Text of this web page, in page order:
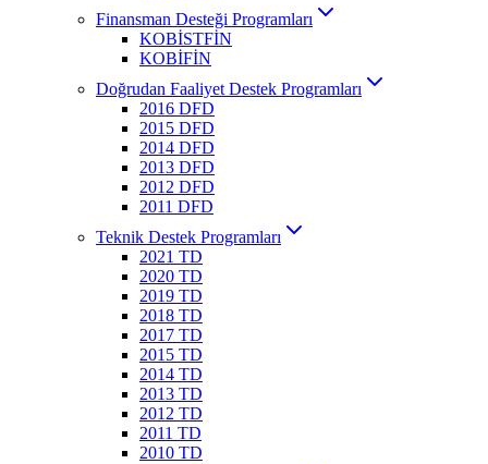
Finansman Desteği Programları
KOBİSTFİN
KOBİFİN
Doğrudan Faaliyet Destek Programları
2016 DFD
2015 DFD
2014 DFD
2013 DFD
2012 DFD
2011 DFD
Teknik Destek Programları
2021 TD
2020 TD
2019 TD
2018 TD
2017 TD
2015 TD
2014 TD
2013 TD
2012 TD
2011 TD
2010 TD